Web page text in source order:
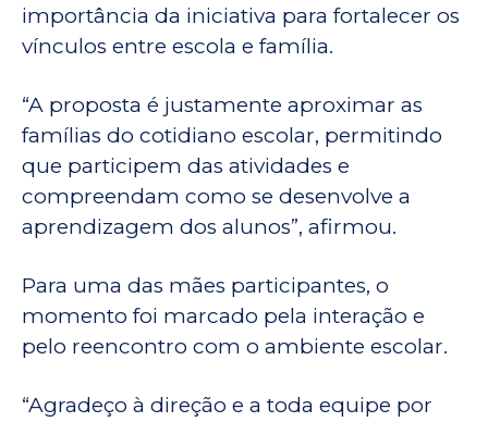
importância da iniciativa para fortalecer os
vínculos entre escola e família.
“A proposta é justamente aproximar as
famílias do cotidiano escolar, permitindo
que participem das atividades e
compreendam como se desenvolve a
aprendizagem dos alunos”, afirmou.
Para uma das mães participantes, o
momento foi marcado pela interação e
pelo reencontro com o ambiente escolar.
“Agradeço à direção e a toda equipe por